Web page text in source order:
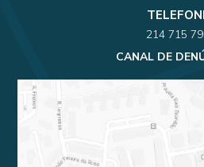
214 715
CANAL DE